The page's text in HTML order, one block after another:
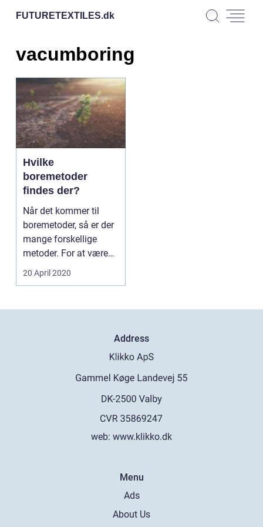
FUTURETEXTILES.dk
vacumboring
Hvilke
boremetoder
findes der?
Når det kommer til
boremetoder, så er der
mange forskellige
metoder. For at være
m...
20 April 2020
Address
web: www.klikko.dk
Menu
Ads
About Us